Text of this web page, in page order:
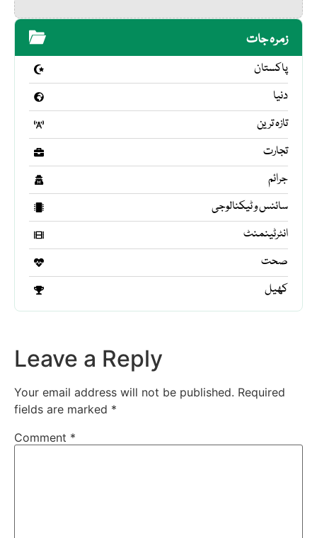
زمرہ جات
پاکستان
دنیا
تازہ ترین
تجارت
جرائم
سائنس و ٹیکنالوجی
انٹرٹینمنٹ
صحت
کھیل
Leave a Reply
Your email address will not be published. Required
fields are marked *
Comment *